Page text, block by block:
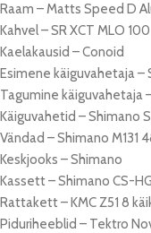
Raam – Matts Speed D
Kahvel – SR XCT MLO 100
Kaelakausid – Conoid
Esimene käiguvahetaja –
Tagumine käiguvahetaja
Käiguvahetid – Shimano
Vändad – Shimano M131
Keskjooks – Shimano
Kassett – Shimano CS-
Rattakett – KMC Z51 8
Piduriheeblid – Tektro